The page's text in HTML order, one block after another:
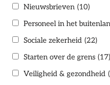
Nieuwsbrieven (10)
Personeel in het
Sociale zekerheid (22)
Starten over de grens (17)
Veiligheid & gezondheid